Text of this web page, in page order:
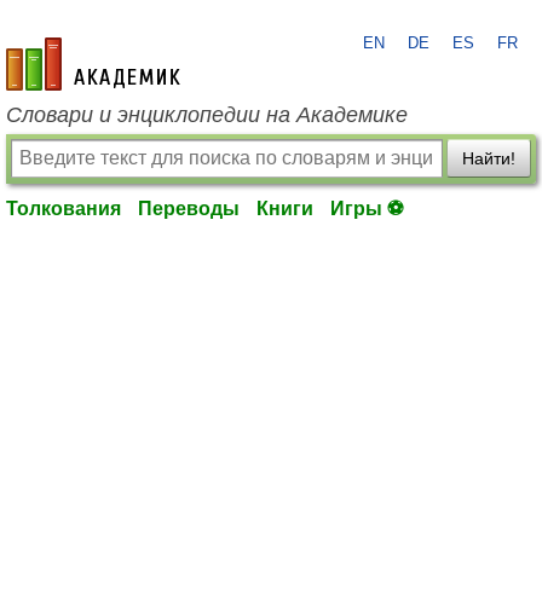
academic.ru
EN DE ES FR
Словари и энциклопедии на Академике
Найти!
Толкования Переводы Книги Игры ⚽